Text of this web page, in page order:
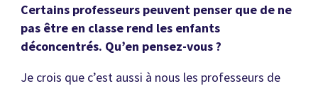
Certains professeurs peuvent penser que de ne
pas être en classe rend les enfants
déconcentrés. Qu’en pensez-vous ?
Je crois que c’est aussi à nous les professeurs de